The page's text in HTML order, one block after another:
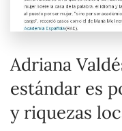
Adriana
estándar es
y riquezas